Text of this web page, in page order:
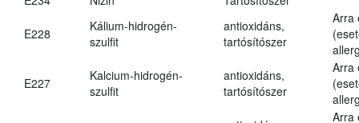
E228
Kálium-hidrogén-
szulfit
antioxidáns,
tartósítószer
Arra
E227
Kalcium-hidrogén-
szulfit
antioxidáns,
tartósítószer
Arra
Arra